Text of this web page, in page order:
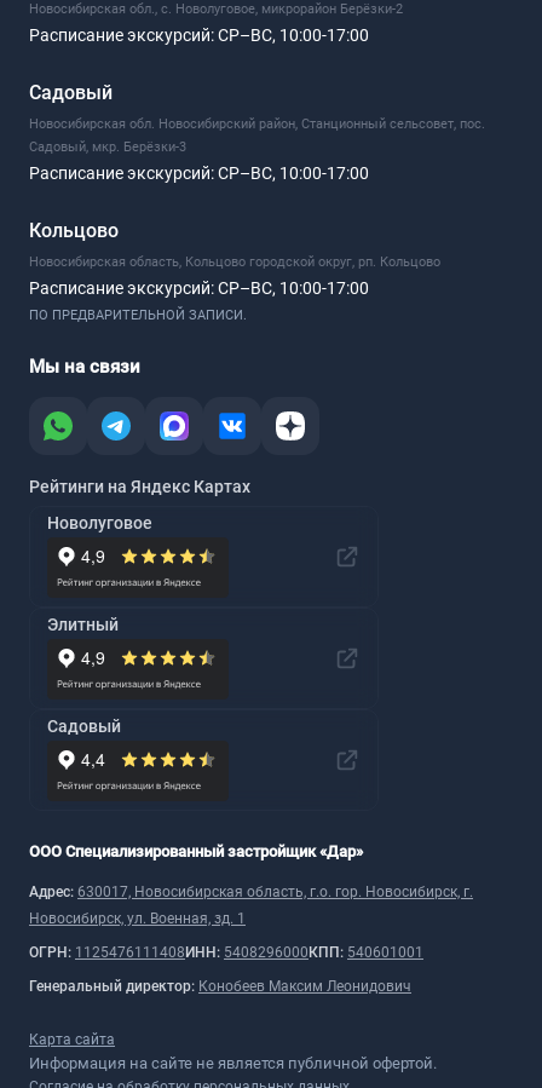
Новосибирская обл., с. Новолуговое, микрорайон Берёзки-2
Расписание экскурсий:СР–ВС, 10:00-17:00
Садовый
Новосибирская обл. Новосибирский район, Станционный сельсовет, пос.
Садовый, мкр. Берёзки-3
Расписание экскурсий:СР–ВС, 10:00-17:00
Кольцово
Новосибирская область, Кольцово городской округ, рп. Кольцово
Расписание экскурсий:СР–ВС, 10:00-17:00
ПО ПРЕДВАРИТЕЛЬНОЙ ЗАПИСИ.
Мы на связи
Рейтинги на Яндекс Картах
Новолуговое
Элитный
Садовый
ООО Специализированный застройщик «Дар»
Адрес: 630017, Новосибирская область, г.о. гор. Новосибирск, г.
Новосибирск, ул. Военная, зд. 1
ОГРН: 1125476111408 ИНН: 5408296000 КПП: 540601001
Генеральный директор: Конобеев Максим Леонидович
Карта сайта
Информация на сайте не является публичной офертой.